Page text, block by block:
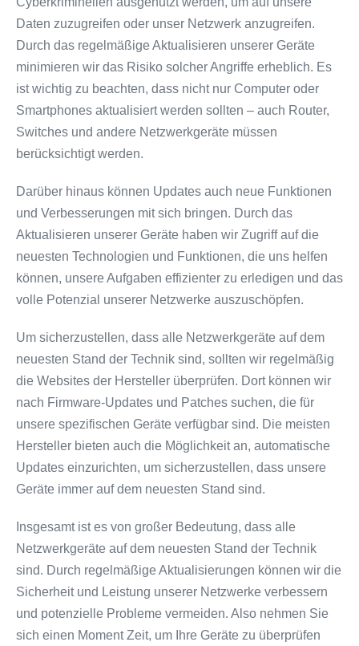
Daten zuzugreifen oder unser Netzwerk anzugreifen.
Durch das regelmäßige Aktualisieren unserer Geräte
minimieren wir das Risiko solcher Angriffe erheblich. Es
ist wichtig zu beachten, dass nicht nur Computer oder
Smartphones aktualisiert werden sollten – auch Router,
Switches und andere Netzwerkgeräte müssen
berücksichtigt werden.
Darüber hinaus können Updates auch neue Funktionen
und Verbesserungen mit sich bringen. Durch das
Aktualisieren unserer Geräte haben wir Zugriff auf die
neuesten Technologien und Funktionen, die uns helfen
können, unsere Aufgaben effizienter zu erledigen und das
volle Potenzial unserer Netzwerke auszuschöpfen.
Um sicherzustellen, dass alle Netzwerkgeräte auf dem
neuesten Stand der Technik sind, sollten wir regelmäßig
die Websites der Hersteller überprüfen. Dort können wir
nach Firmware-Updates und Patches suchen, die für
unsere spezifischen Geräte verfügbar sind. Die meisten
Hersteller bieten auch die Möglichkeit an, automatische
Updates einzurichten, um sicherzustellen, dass unsere
Geräte immer auf dem neuesten Stand sind.
Insgesamt ist es von großer Bedeutung, dass alle
Netzwerkgeräte auf dem neuesten Stand der Technik
sind. Durch regelmäßige Aktualisierungen können wir die
Sicherheit und Leistung unserer Netzwerke verbessern
und potenzielle Probleme vermeiden. Also nehmen Sie
sich einen Moment Zeit, um Ihre Geräte zu überprüfen